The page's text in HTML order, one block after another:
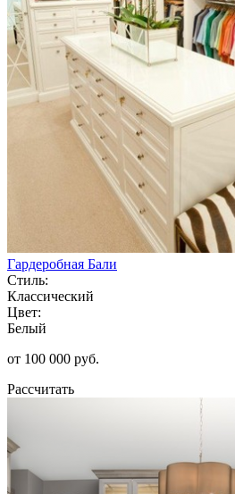
Гардеробная Бали
Стиль:
Классический
Цвет:
Белый
от 100 000 руб.
Рассчитать